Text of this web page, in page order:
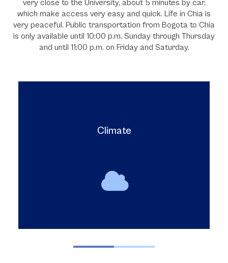
very close to the University, about 5 minutes by car,
which make access very easy and quick. Life in Chia is
very peaceful. Public transportation from Bogota to Chia
is only available until 10:00 p.m. Sunday through Thursday
and until 11:00 p.m. on Friday and Saturday.
Climate